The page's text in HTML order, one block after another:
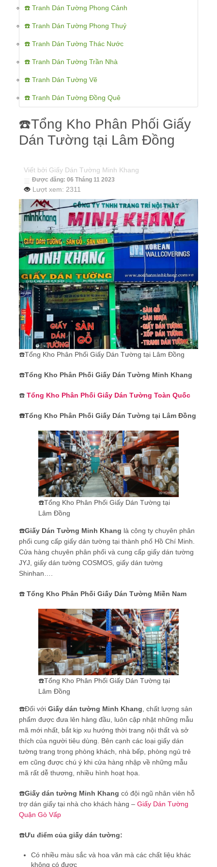
☎️ Tranh Dán Tường Phong Cảnh
☎️ Tranh Dán Tường Phong Thuỷ
☎️ Tranh Dán Tường Thác Nước
☎️ Tranh Dán Tường Trần Nhà
☎️ Tranh Dán Tường Vẽ
☎️ Tranh Dán Tường Đồng Quê
☎️Tổng Kho Phân Phối Giấy
Dán Tường tại Lâm Đồng
Viết bởi Giấy Dán Tường Minh Khang
Được đăng: 06 Tháng 11 2023
Lượt xem: 2311
☎️Tổng Kho Phân Phối Giấy Dán Tường tại Lâm Đồng
☎️Tổng Kho Phân Phối Giấy Dán Tường Minh Khang
☎️ Tổng Kho Phân Phối Giấy Dán Tường Toàn Quốc
☎️Tổng Kho Phân Phối Giấy Dán Tường tại Lâm Đồng
☎️Tổng Kho Phân Phối Giấy Dán Tường tại
Lâm Đồng
☎️Giấy Dán Tường Minh Khang là công ty chuyên phân
phối cung cấp giấy dán tường tại thành phố Hồ Chí Minh.
Cửa hàng chuyên phân phối và cung cấp giấy dán tường
JYJ, giấy dán tường COSMOS, giấy dán tường
Shinhan….
☎️ Tổng Kho Phân Phối Giấy Dán Tường Miền Nam
☎️Tổng Kho Phân Phối Giấy Dán Tường tại
Lâm Đồng
☎️Đối với Giấy dán tường Minh Khang , chất lượng sản
phẩm được đưa lên hàng đầu, luôn cập nhật những mẫu
mã mới nhất, bắt kịp xu hướng thời trang nội thất và sở
thích của người tiêu dùng. Bên cạnh các loại giấy dán
tường trang trọng phòng khách, nhà bếp, phòng ngủ trẻ
em cũng được chú ý khi cửa hàng nhập về những mẫu
mã rất dễ thương, nhiều hình hoạt họa.
☎️Giấy dán tường Minh Khang có đội ngũ nhân viên hỗ
trợ dán giấy tại nhà cho khách hàng – Giấy Dán Tường
Quận Gò Vấp
☎️Ưu điểm của giấy dán tường:
Có nhiều màu sắc và hoa văn mà các chất liệu khác
không có được